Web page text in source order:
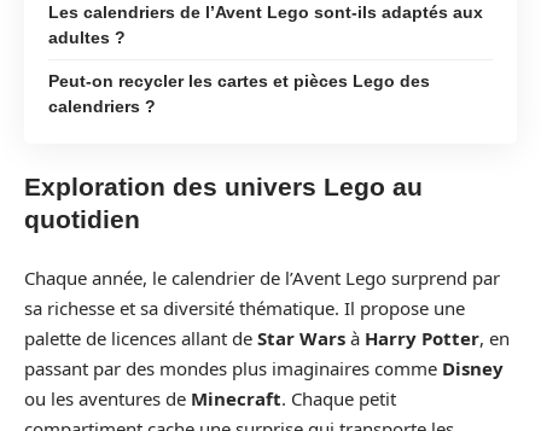
Les calendriers de l’Avent Lego sont-ils adaptés aux
adultes ?
Peut-on recycler les cartes et pièces Lego des
calendriers ?
Exploration des univers Lego au
quotidien
Chaque année, le calendrier de l’Avent Lego surprend par
sa richesse et sa diversité thématique. Il propose une
palette de licences allant de Star Wars à Harry Potter, en
passant par des mondes plus imaginaires comme Disney
ou les aventures de Minecraft. Chaque petit